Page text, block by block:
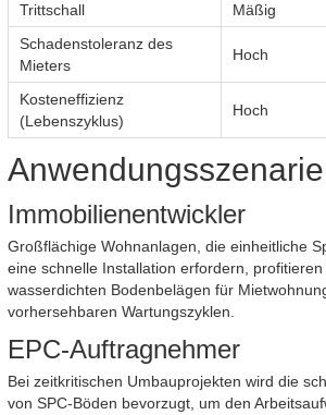
Trittschall
Mäßig
Schadenstoleranz des
Mieters
Hoch
Kosteneffizienz
(Lebenszyklus)
Hoch
Immobilienentwickler
Großflächige Wohnanlagen, die einheitliche
eine schnelle Installation erfordern, profitieren
wasserdichten Bodenbelägen für
vorhersehbaren Wartungszyklen.
EPC-Auftragnehmer
Bei zeitkritischen Umbauprojekten wird die
von SPC-Böden bevorzugt, um den